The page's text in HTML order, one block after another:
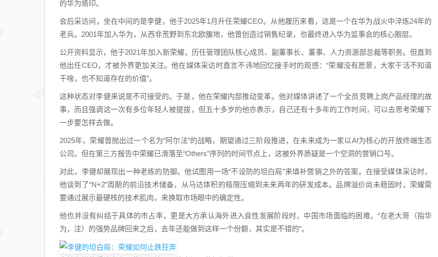
的华为烙印。
会后采访间，坐在中间的是李健，他于2025年1月升任荣耀CEO。从他履历来看，这是一个在华为战火中淬炼24年的
老兵。2001年加入华为，从西非荒野到东北欧腹地，他曾创造过销售纪录，也最终进入华为监事会的核心圈层。
公开资料显示，他于2021年加入新荣耀，历任管理团队核心成员、副董事长、董事、人力资源部总裁等职务。但直到
他出任CEO，才被外界更加关注。他在媒体采访时直言不讳地回忆接手时的观感：“荣耀没有愿景，大家干活不知道
干啥，也不知道存在的价值”。
这种状态对李健来说是不可接受的。于是，他在荣耀内部推动变革。他对媒体讲述了一个全员竞聘上岗产品经理的故
事，而且强调这一次有多位年轻人被提拔，但五十多岁的他亦表示，自己还有十多年的工作时间，可以去思考荣耀下
一步要怎样去做。
2025年，荣耀曾抛出过一个名为“阿尔法”的战略，期望通过三阶段推进，在未来成为一家以AI为核心的开放终端生态
公司。但在第三方报告中荣耀已滑落至“Others”序列的时间节点上，这被外界质疑是一个空洞的营销口号。
对此，李健却展现出一种老练的防御。他试图用一场“不设防的坦白局”来填补营销之外的答案。在接受媒体采访时，
他谈到了“N+2”周期的前沿技术储备，从马达体积的极限压缩到未来两年的研发成本。品牌溢价尚未稳固时，荣耀需
要通过展示最硬核的技术肌肉，来换取市场眼中的确定性。
他也并没有纠结于具体的市占率，更是大方承认海外进入良性发展阶段时，中国市场面临的困难。“在老大哥（指华
为，注）的强势品牌回来之后，去年还能做到这样一个份额，其实是不错的”。